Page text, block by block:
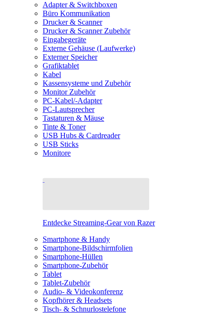
Adapter & Switchboxen
Büro Kommunikation
Drucker & Scanner
Drucker & Scanner Zubehör
Eingabegeräte
Externe Gehäuse (Laufwerke)
Externer Speicher
Grafiktablet
Kabel
Kassensysteme und Zubehör
Monitor Zubehör
PC-Kabel/-Adapter
PC-Lautsprecher
Tastaturen & Mäuse
Tinte & Toner
USB Hubs & Cardreader
USB Sticks
Monitore
Entdecke Streaming-Gear von Razer
Smartphone & Handy
Smartphone-Bildschirmfolien
Smartphone-Hüllen
Smartphone-Zubehör
Tablet
Tablet-Zubehör
Audio- & Videokonferenz
Kopfhörer & Headsets
Tisch- & Schnurlostelefone